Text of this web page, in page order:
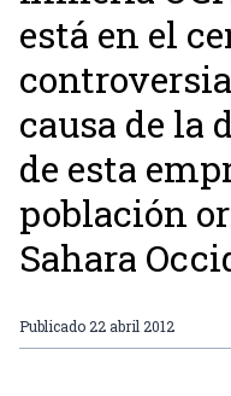
está en el
causa de
de esta
población
Sahara
Publicado 22 abril 2012